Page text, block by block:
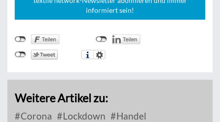
informiert sein!
Weitere Artikel zu:
Corona Lockdown
Handel